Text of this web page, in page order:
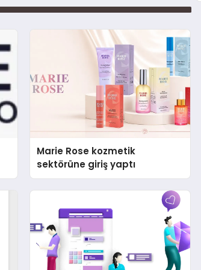
Marie Rose kozmetik
sektörüne giriş yaptı